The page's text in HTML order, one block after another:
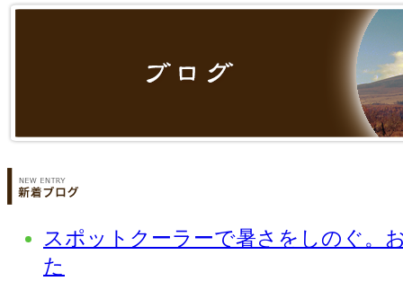
スポットクーラーで暑さをしのぐ。
た